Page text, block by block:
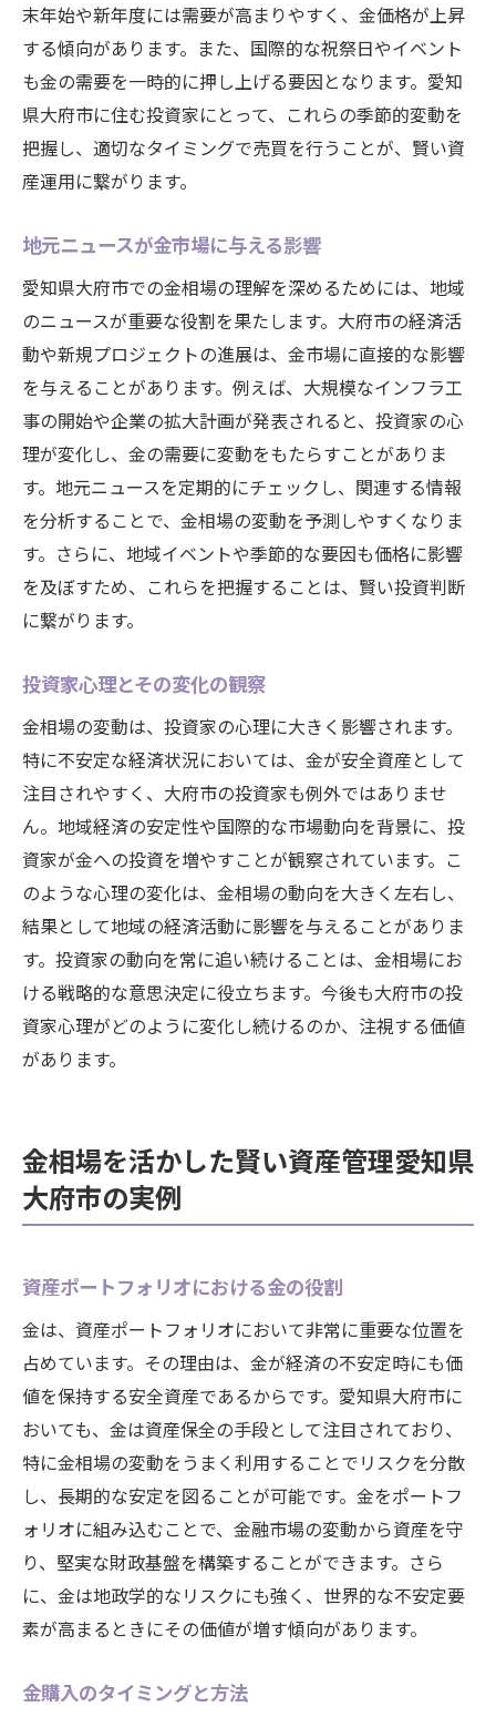
末年始や新年度には需要が高まりやすく、金価格が上昇
する傾向があります。また、国際的な祝祭日やイベント
も金の需要を一時的に押し上げる要因となります。愛知
県大府市に住む投資家にとって、これらの季節的変動を
把握し、適切なタイミングで売買を行うことが、賢い資
産運用に繋がります。
地元ニュースが金市場に与える影響
愛知県大府市での金相場の理解を深めるためには、地域
のニュースが重要な役割を果たします。大府市の経済活
動や新規プロジェクトの進展は、金市場に直接的な影響
を与えることがあります。例えば、大規模なインフラ工
事の開始や企業の拡大計画が発表されると、投資家の心
理が変化し、金の需要に変動をもたらすことがありま
す。地元ニュースを定期的にチェックし、関連する情報
を分析することで、金相場の変動を予測しやすくなりま
す。さらに、地域イベントや季節的な要因も価格に影響
を及ぼすため、これらを把握することは、賢い投資判断
に繋がります。
投資家心理とその変化の観察
金相場の変動は、投資家の心理に大きく影響されます。
特に不安定な経済状況においては、金が安全資産として
注目されやすく、大府市の投資家も例外ではありませ
ん。地域経済の安定性や国際的な市場動向を背景に、投
資家が金への投資を増やすことが観察されています。こ
のような心理の変化は、金相場の動向を大きく左右し、
結果として地域の経済活動に影響を与えることがありま
す。投資家の動向を常に追い続けることは、金相場にお
ける戦略的な意思決定に役立ちます。今後も大府市の投
資家心理がどのように変化し続けるのか、注視する価値
があります。
金相場を活かした賢い資産管理愛知県
大府市の実例
資産ポートフォリオにおける金の役割
金は、資産ポートフォリオにおいて非常に重要な位置を
占めています。その理由は、金が経済の不安定時にも価
値を保持する安全資産であるからです。愛知県大府市に
おいても、金は資産保全の手段として注目されており、
特に金相場の変動をうまく利用することでリスクを分散
し、長期的な安定を図ることが可能です。金をポートフ
ォリオに組み込むことで、金融市場の変動から資産を守
り、堅実な財政基盤を構築することができます。さら
に、金は地政学的なリスクにも強く、世界的な不安定要
素が高まるときにその価値が増す傾向があります。
金購入のタイミングと方法